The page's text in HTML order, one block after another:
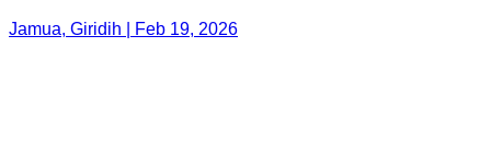
Jamua, Giridih | Feb 19, 2026